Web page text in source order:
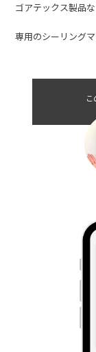
大手メーカーが
専門職の一つであ
ゴアテックス製品
専用のシーリング